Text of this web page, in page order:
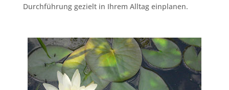
Durchführung gezielt in Ihrem Alltag einplanen.